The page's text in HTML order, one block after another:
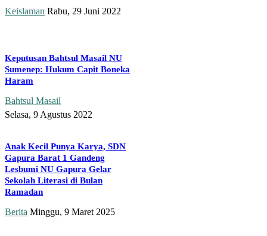
Keislaman Rabu, 29 Juni 2022
Keputusan Bahtsul Masail NU
Sumenep: Hukum Capit Boneka
Haram
Bahtsul Masail
Selasa, 9 Agustus 2022
Anak Kecil Punya Karya, SDN
Gapura Barat 1 Gandeng
Lesbumi NU Gapura Gelar
Sekolah Literasi di Bulan
Ramadan
Berita Minggu, 9 Maret 2025